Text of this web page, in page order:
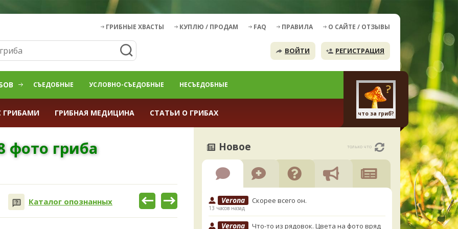
ГРИБНЫЕ ХВАСТЫ КУПЛЮ / ПРОДАМ FAQ ПРАВИЛА О САЙТЕ / ОТЗЫВЫ
ВОЙТИ РЕГИСТРАЦИЯ
СЪЕДОБНЫЕ УСЛОВНО-СЪЕДОБНЫЕ НЕСЪЕДОБНЫЕ
ГРИБАМИ ГРИБНАЯ МЕДИЦИНА СТАТЬИ О ГРИБАХ что за гриб?
фото гриба
Каталог опознанных
Новое только что
Verona Скорее всего он.
13 часов назад
Verona
Что-то из рядовок. Цвета на фото вряд